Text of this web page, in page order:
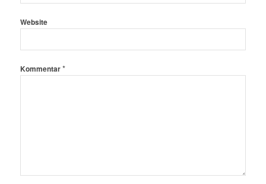
Website
Kommentar*